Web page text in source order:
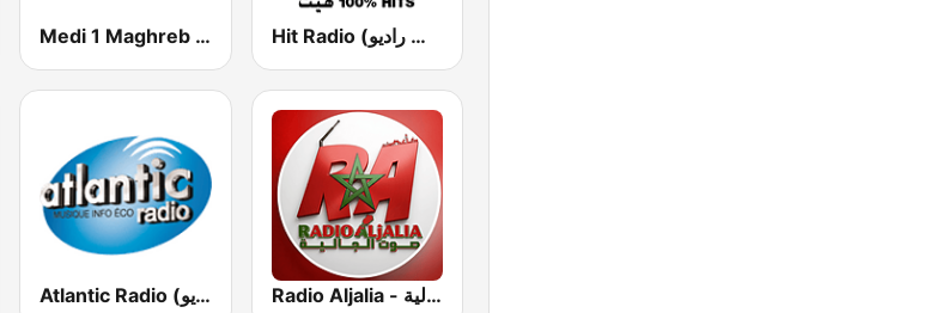
Medi 1 Maghreb (ميدى1 مغرب) Hit Radio (هيت راديو)
Atlantic Radio (أتلانتيك راديو) Radio Aljalia - راديو الجالية